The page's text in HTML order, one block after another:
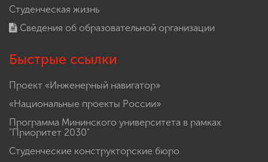
Студенческая жизнь
Сведения об образовательной организации
Быстрые ссылки
Проект «Инженерный навигатор»
«Национальные проекты России»
Программа Мининского университета в рамках
"Приоритет 2030"
Студенческие конструкторские бюро